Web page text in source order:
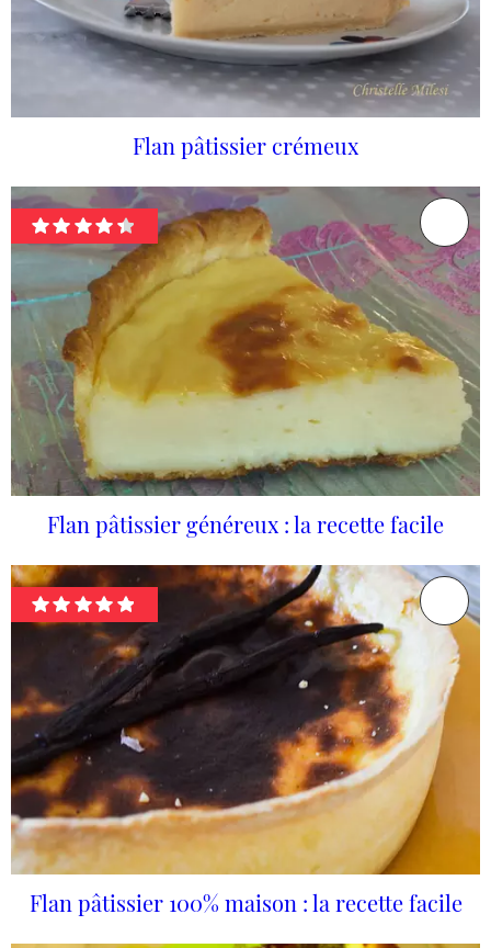
Flan pâtissier crémeux
Flan pâtissier généreux : la recette facile
Flan pâtissier 100% maison : la recette facile